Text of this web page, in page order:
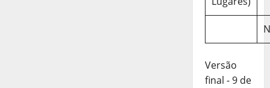
Versão
final - 9 de